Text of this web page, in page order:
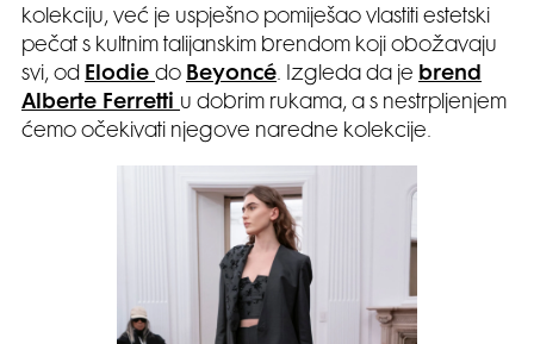
kolekciju, već je uspješno pomiješao vlastiti estetski
pečat s kultnim talijanskim brendom koji obožavaju
svi, od Elodie do Beyoncé. Izgleda da je brend
Alberte Ferretti u dobrim rukama, a s nestrpljenjem
ćemo očekivati njegove naredne kolekcije.